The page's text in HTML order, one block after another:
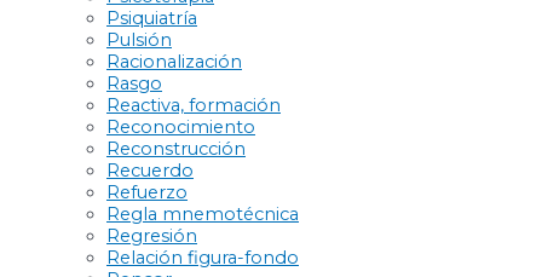
Psiquiatría
Pulsión
Racionalización
Rasgo
Reactiva, formación
Reconocimiento
Reconstrucción
Recuerdo
Refuerzo
Regla mnemotécnica
Regresión
Relación figura-fondo